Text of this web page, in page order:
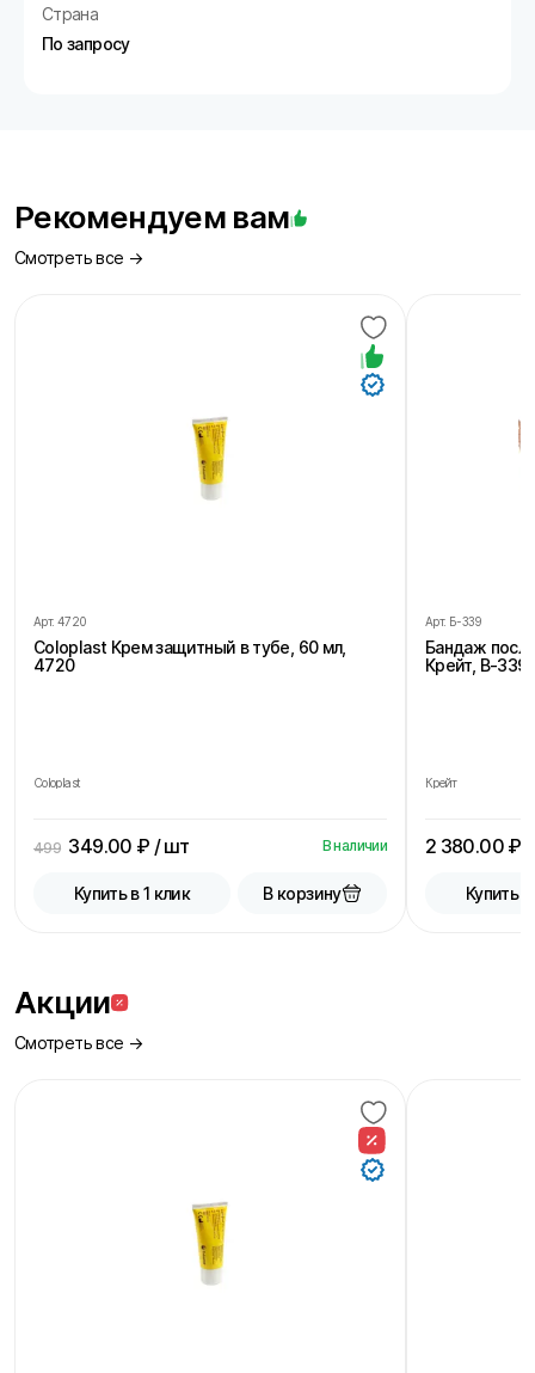
Страна
По запросу
Рекомендуем вам
Смотреть все →
Арт. 4720
Coloplast Крем защитный в тубе, 60 мл,
4720
Coloplast
499 349.00 ₽ / шт В наличии
Купить в 1 клик В корзину
Арт. Б-339
Бандаж
Крейт, В-
Крейт
2 380.00₽ /
Купить в
Акции
Смотреть все →